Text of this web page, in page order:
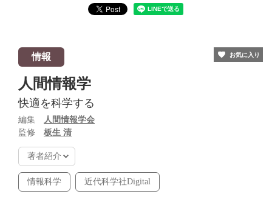
情報
人間情報学
快適を科学する
編集
人間情報学会
監修 板生 清
著者紹介
情報科学 近代科学社Digital
お気に入り